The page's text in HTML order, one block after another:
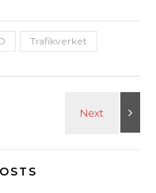
Trafikverket